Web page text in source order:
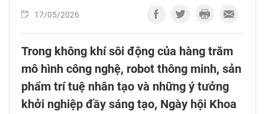
17/05/2026
Trong không khí sôi động của hàng trăm
mô hình công nghệ, robot thông minh, sản
phẩm trí tuệ nhân tạo và những ý tưởng
khởi nghiệp đầy sáng tạo, Ngày hội Khoa